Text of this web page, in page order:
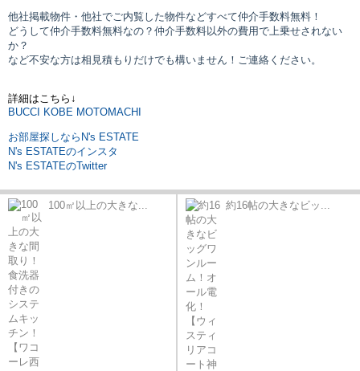
他社掲載物件・他社でご内覧した物件などすべて仲介手数料無料！
どうして仲介手数料無料なの？仲介手数料以外の費用で上乗せされない
か？
など不安な方は相見積もりだけでも構いません！ご連絡ください。
詳細はこちら↓
BUCCI KOBE MOTOMACHI
お部屋探しならN's ESTATE
N's ESTATEのインスタ
N's ESTATEのTwitter
100㎡以上の大きな... 約16帖の大きなビッ...